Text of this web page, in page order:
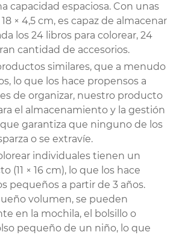
capacidad espaciosa. Con unas
× 4,5 cm, es capaz de almacenar
los 24 libros para colorear, 24
cantidad de accesorios.
similares, que a menudo
lo que los hace propensos a
de organizar, nuestro producto
el almacenamiento y la gestión
garantiza que ninguno de los
o se extravíe.
individuales tienen un
(11 × 16 cm), lo que los hace
pequeños a partir de 3 años.
volumen, se pueden
en la mochila, el bolsillo o
pequeño de un niño, lo que